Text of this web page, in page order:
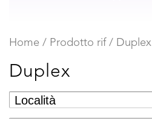
Home / Prodotto rif / Duplex
Duplex